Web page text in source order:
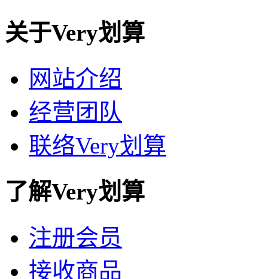
关于Very划算
网站介绍
经营团队
联络Very划算
了解Very划算
注册会员
接收商品